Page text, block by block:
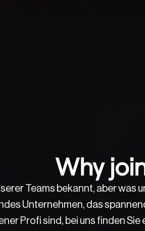
Why
Teams bekannt, aber
Unternehmen, das
Profi sind, bei uns finden